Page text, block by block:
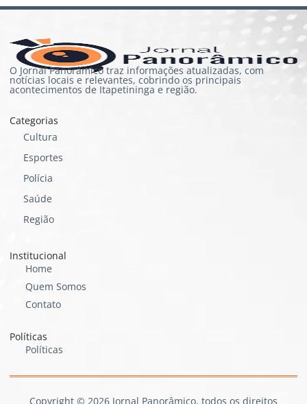
O Jornal Panorâmico traz informações atualizadas, com
notícias locais e relevantes, cobrindo os principais
acontecimentos de Itapetininga e região.
Categorias
Cultura
Esportes
Polícia
Saúde
Região
Institucional
Home
Quem Somos
Contato
Políticas
Políticas
Copyright © 2026 Jornal Panorâmico, todos os direitos